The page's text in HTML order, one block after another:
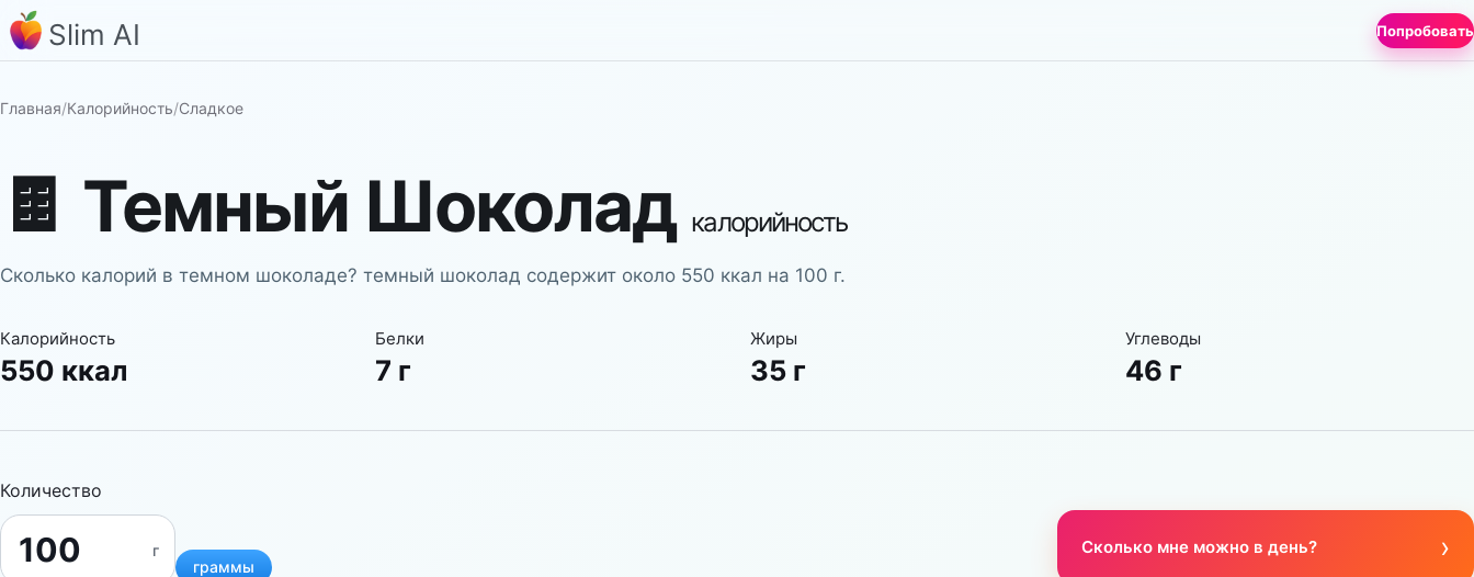
Slim AI Попробовать
Главная/Калорийность/Сладкое
🍫 Темный Шоколад калорийность
Сколько калорий в темном шоколаде? темный шоколад содержит около 550 ккал на 100 г.
Калорийность
550 ккал
Белки
7 г
Жиры
35 г
Углеводы
46 г
Количество
г
граммы
Сколько мне можно в день? ›